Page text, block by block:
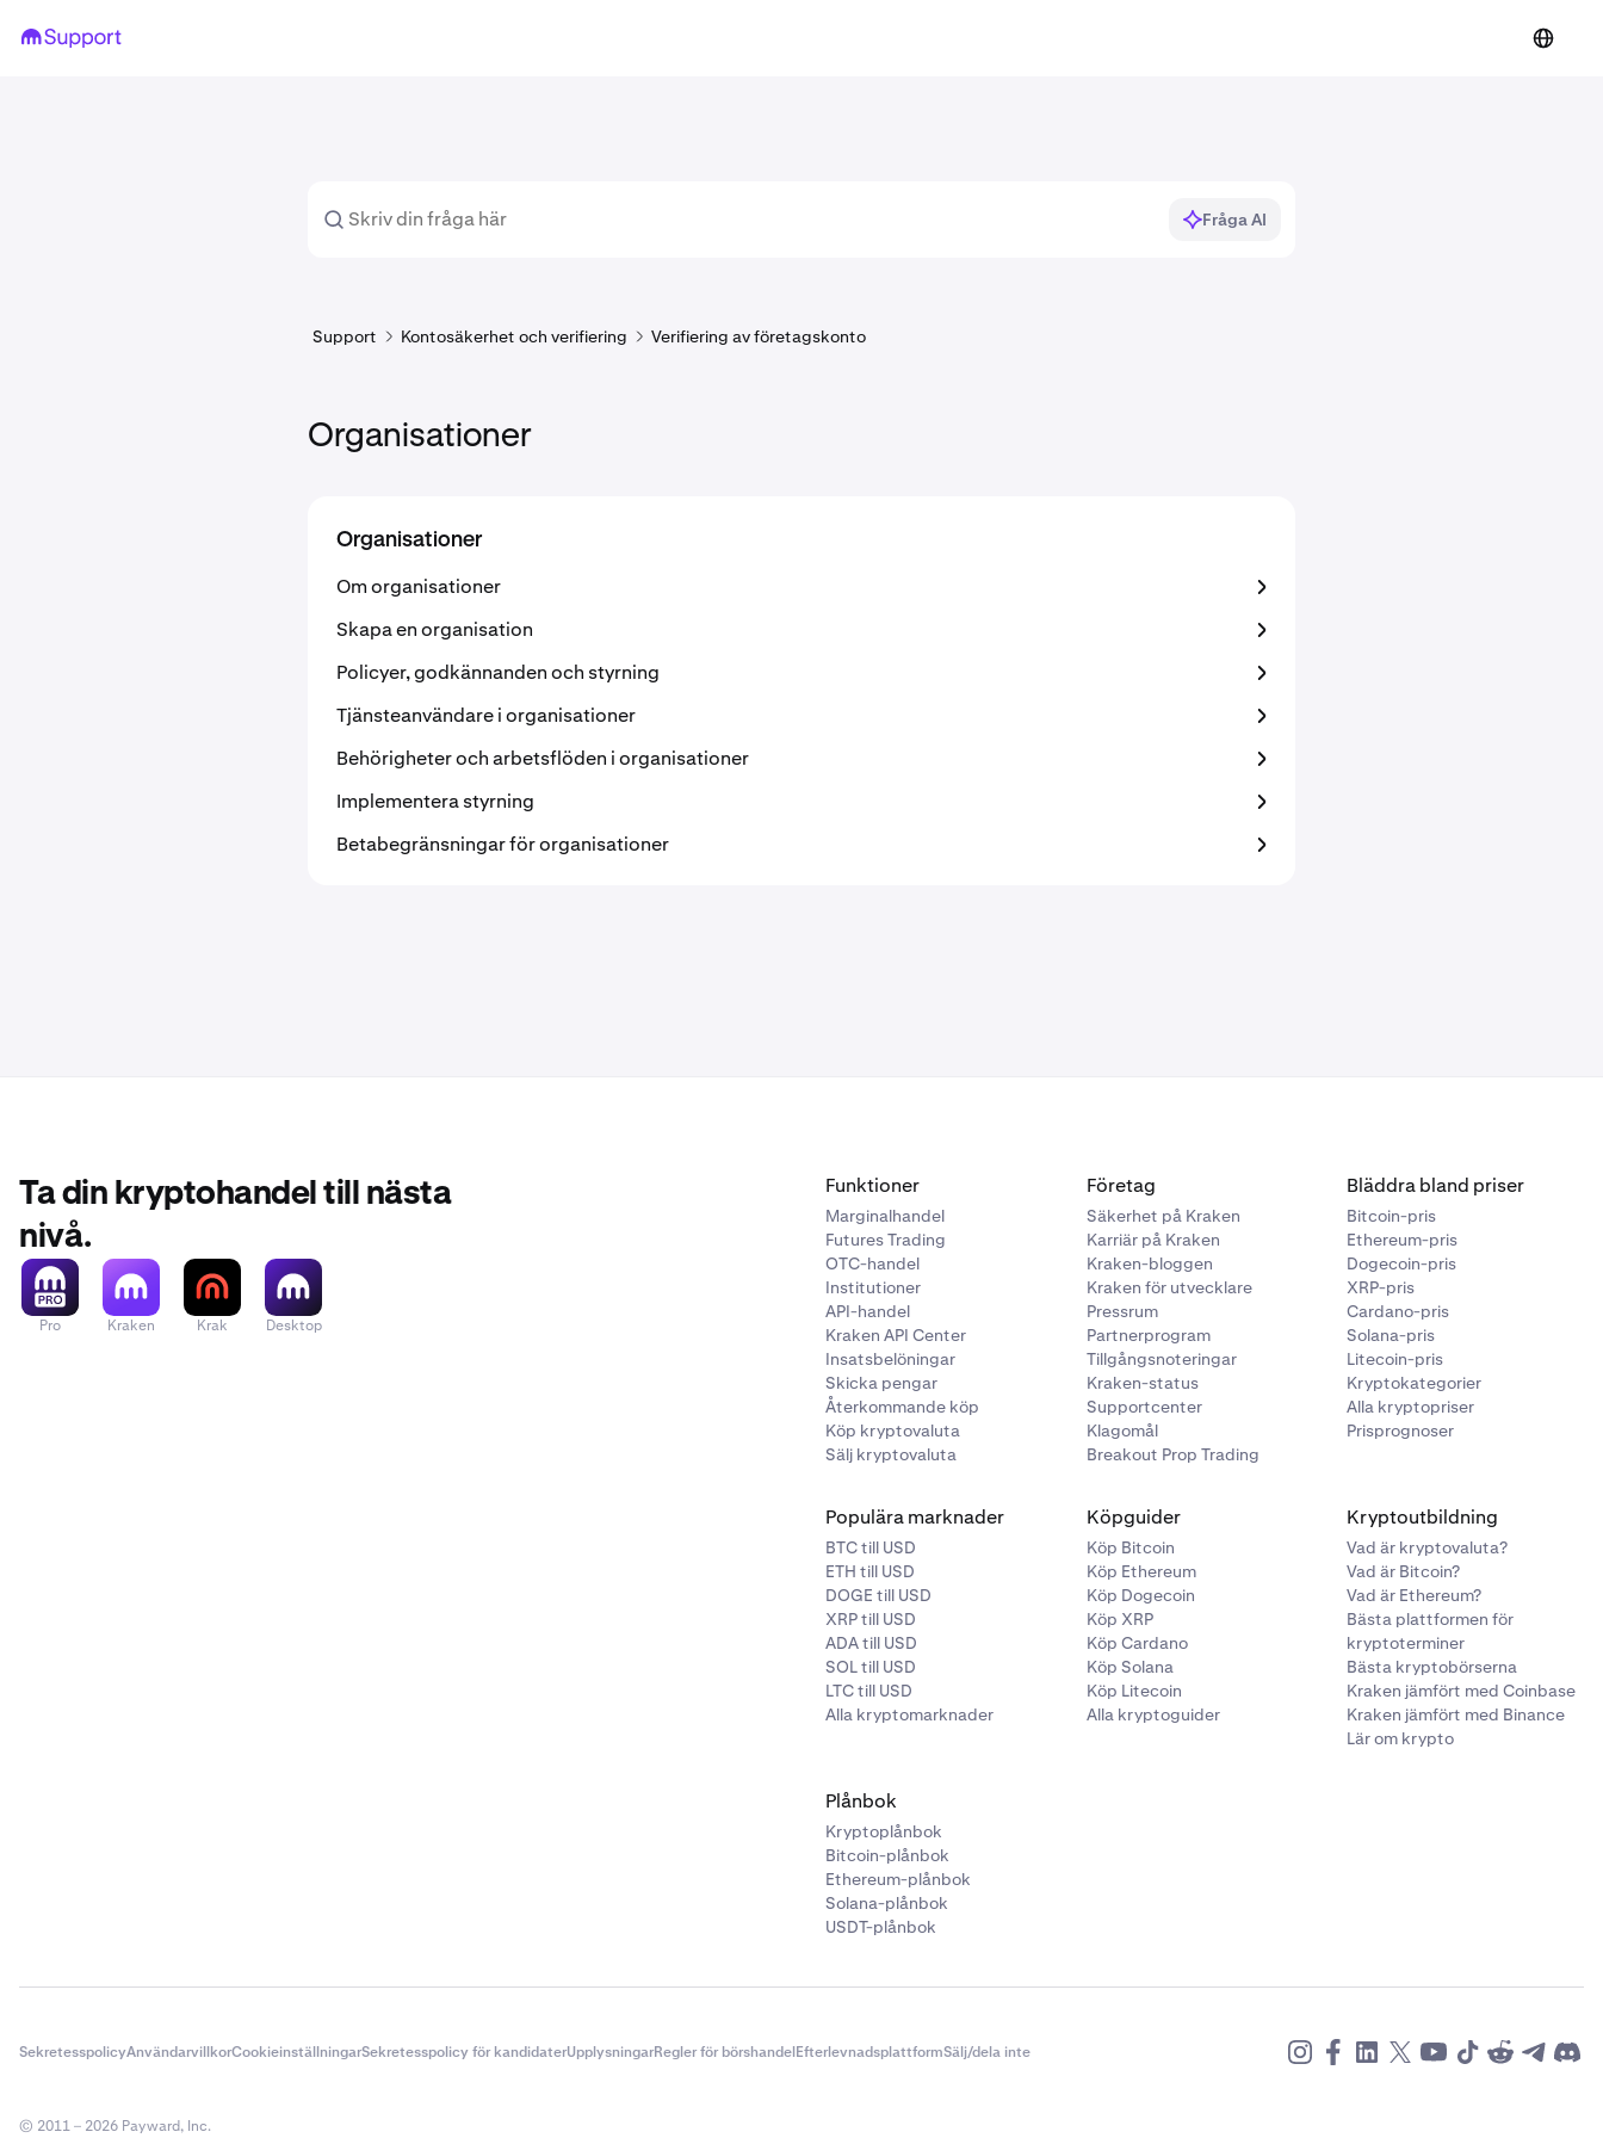
Fråga AI
Support Kontosäkerhet och verifiering Verifiering av företagskonto
Organisationer
Organisationer
Om organisationer
Skapa en organisation
Policyer, godkännanden och styrning
Tjänsteanvändare i organisationer
Behörigheter och arbetsflöden i organisationer
Implementera styrning
Betabegränsningar för organisationer
Ta din kryptohandel till nästa
nivå.
Pro Kraken Krak Desktop
Funktioner
Marginalhandel
Futures Trading
OTC-handel
Institutioner
API-handel
Kraken API Center
Insatsbelöningar
Skicka pengar
Återkommande köp
Köp kryptovaluta
Sälj kryptovaluta
Företag
Säkerhet på Kraken
Karriär på Kraken
Kraken-bloggen
Kraken för utvecklare
Pressrum
Partnerprogram
Tillgångsnoteringar
Kraken-status
Supportcenter
Klagomål
Breakout Prop Trading
Bläddra bland priser
Bitcoin-pris
Ethereum-pris
Dogecoin-pris
XRP-pris
Cardano-pris
Solana-pris
Litecoin-pris
Kryptokategorier
Alla kryptopriser
Prisprognoser
Populära marknader
BTC till USD
ETH till USD
DOGE till USD
XRP till USD
ADA till USD
SOL till USD
LTC till USD
Alla kryptomarknader
Köpguider
Köp Bitcoin
Köp Ethereum
Köp Dogecoin
Köp XRP
Köp Cardano
Köp Solana
Köp Litecoin
Alla kryptoguider
Kryptoutbildning
Vad är kryptovaluta?
Vad är Bitcoin?
Vad är Ethereum?
Bästa plattformen för
kryptoterminer
Bästa kryptobörserna
Kraken jämfört med Coinbase
Kraken jämfört med Binance
Lär om krypto
Plånbok
Kryptoplånbok
Bitcoin-plånbok
Ethereum-plånbok
Solana-plånbok
USDT-plånbok
SekretesspolicyAnvändarvillkorCookieinställningarSekretesspolicy för kandidaterUpplysningarRegler för börshandelEfterlevnadsplattformSälj/dela inte
© 2011 – 2026 Payward, Inc.